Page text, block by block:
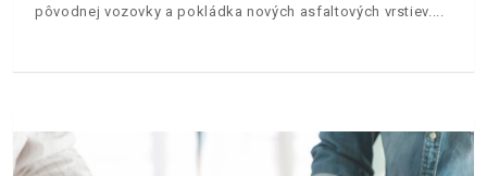
pôvodnej vozovky a pokládka nových asfaltových vrstiev.